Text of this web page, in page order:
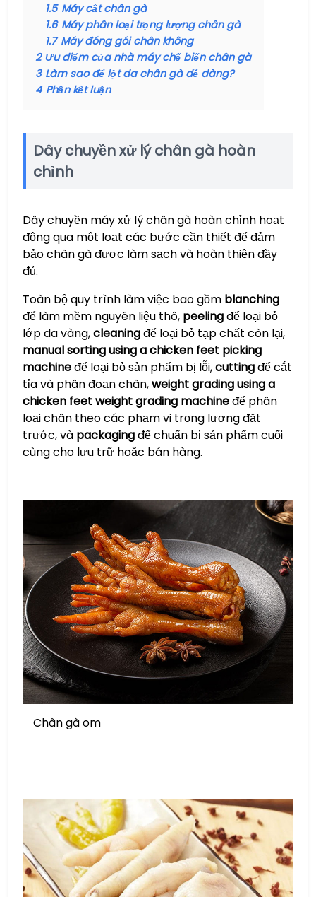
1.5 Máy cắt chân gà
1.6 Máy phân loại trọng lượng chân gà
1.7 Máy đóng gói chân không
2 Ưu điểm của nhà máy chế biến chân gà
3 Làm sao để lột da chân gà dễ dàng?
4 Phần kết luận
Dây chuyền xử lý chân gà hoàn
chỉnh
Dây chuyền máy xử lý chân gà hoàn chỉnh hoạt
động qua một loạt các bước cần thiết để đảm
bảo chân gà được làm sạch và hoàn thiện đầy
đủ.
Toàn bộ quy trình làm việc bao gồm blanching
để làm mềm nguyên liệu thô, peelingđể loại bỏ
lớp da vàng,cleaningđể loại bỏ tạp chất còn lại,
manual sorting using a chicken feet picking
machineđể loại bỏ sản phẩm bị lỗi,cuttingđể cắt
tỉa và phân đoạn chân,weight grading using a
chicken feet weight grading machineđể phân
loại chân theo các phạm vi trọng lượng đặt
trước, và packagingđể chuẩn bị sản phẩm cuối
cùng cho lưu trữ hoặc bán hàng.
Chân gà om